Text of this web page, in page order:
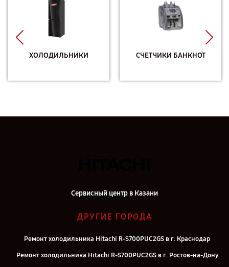
ХОЛОДИЛЬНИКИ СЧЕТЧИКИ БАНКНОТ
Сервисный центр в Казани
ДРУГИЕ ГОРОДА
Ремонт холодильника Hitachi R-S700PUC2GS в г. Краснодар
Ремонт холодильника Hitachi R-S700PUC2GS в г. Ростов-на-Дону